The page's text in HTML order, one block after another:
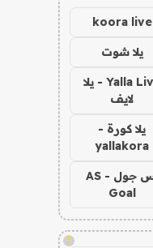
koora live
يلا شوت
Yalla Live - يلا
لايف
يلا كورة -
yallakora
اس جول - AS
Goal
!